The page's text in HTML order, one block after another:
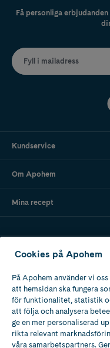
Få personliga
Fyll i mailadress
Kundservice
Om Apohem
Mina recept
Ladda ner vår app
Apotek med tillstånd
av Läkemedelsverket
Cookies på Apohem
På Apohem använder vi
att hemsidan ska fungera
för funktionalitet, statistik
att följa och analysera
ge en mer personaliserad
rikta relevant
våra samarbetspartners.